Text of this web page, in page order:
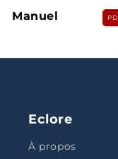
Manuel
Eclore
À propos